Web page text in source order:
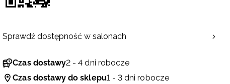
Czas dostawy2 - 4 dni robocze
Czas dostawy do sklepu1 - 3 dni robocze
Sprawdź dostępność w salonach